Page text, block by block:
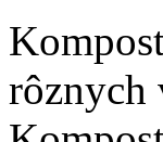
rôznych